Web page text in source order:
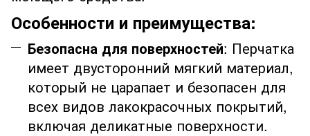
Особенности и преимущества:
Безопасна для поверхностей: Перчатка
имеет двусторонний мягкий материал,
который не царапает и безопасен для
всех видов лакокрасочных покрытий,
включая деликатные поверхности.